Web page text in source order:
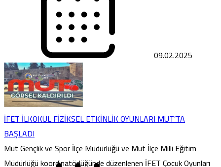
09.02.2025
İFET İLKOKUL FİZİKSEL ETKİNLİK OYUNLARI MUT’TA
BAŞLADI
Mut Gençlik ve Spor İlçe Müdürlüğü ve Mut İlçe Milli Eğitim
Müdürlüğü koordinatörlüğünde düzenlenen İFET Çocuk Oyunları